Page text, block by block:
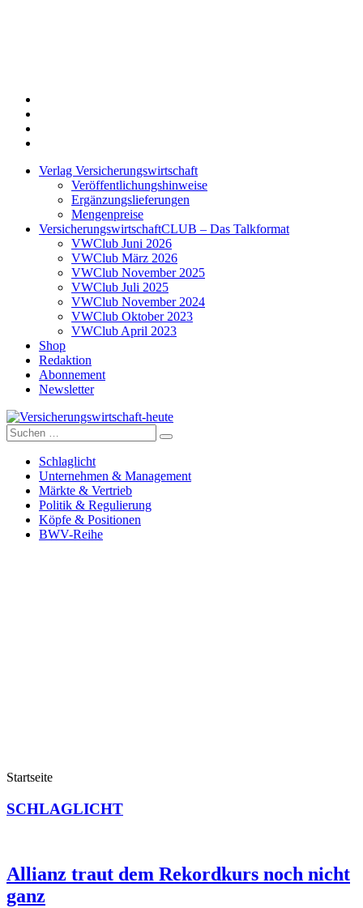
Verlag Versicherungswirtschaft
Veröffentlichungshinweise
Ergänzungslieferungen
Mengenpreise
VersicherungswirtschaftCLUB – Das Talkformat
VWClub Juni 2026
VWClub März 2026
VWClub November 2025
VWClub Juli 2025
VWClub November 2024
VWClub Oktober 2023
VWClub April 2023
Shop
Redaktion
Abonnement
Newsletter
Versicherungswirtschaft-heute
Suche
nach:
Schlaglicht
Unternehmen & Management
Märkte & Vertrieb
Politik & Regulierung
Köpfe & Positionen
BWV-Reihe
Startseite
SCHLAGLICHT
Allianz traut dem Rekordkurs noch nicht
ganz